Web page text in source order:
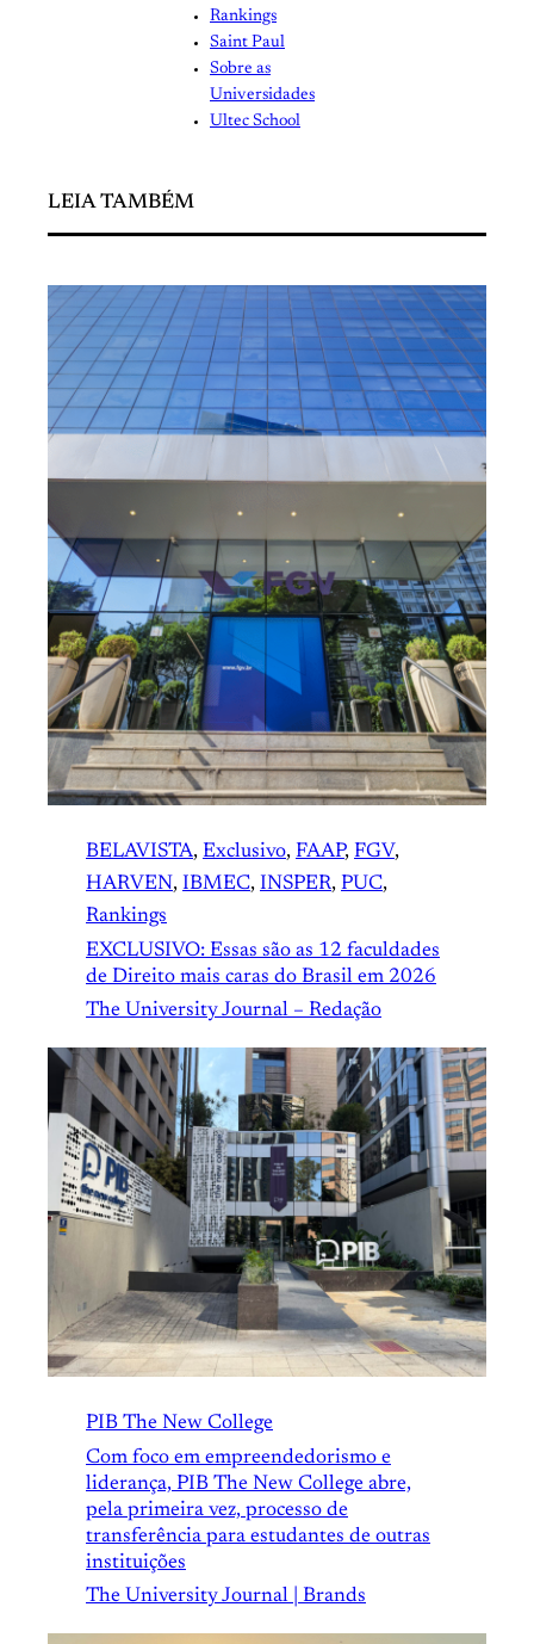
Rankings
Saint Paul
Sobre as
Universidades
Ultec School
LEIA TAMBÉM
BELAVISTA, Exclusivo, FAAP, FGV
HARVEN, IBMEC, INSPER, PUC
Rankings
EXCLUSIVO: Essas são as 12 faculdades
de Direito mais caras do Brasil em 2026
The University Journal – Redação
PIB The New College
Com foco em empreendedorismo e
liderança, PIB The New College abre,
pela primeira vez, processo de
transferência para estudantes de outras
instituições
The University Journal | Brands